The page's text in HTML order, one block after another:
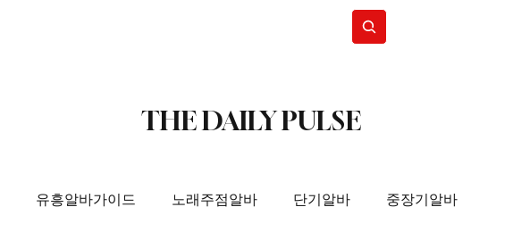
THE DAILY PULSE
유흥알바가이드 노래주점알바 단기알바 중장기알바